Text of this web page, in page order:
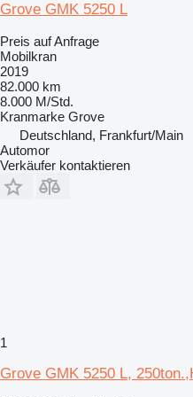
Grove GMK 5250 L
Preis auf Anfrage
Mobilkran
2019
82.000 km
8.000 M/Std.
Kranmarke Grove
Deutschland, Frankfurt/Main
Automor
Verkäufer kontaktieren
1
Grove GMK 5250 L,